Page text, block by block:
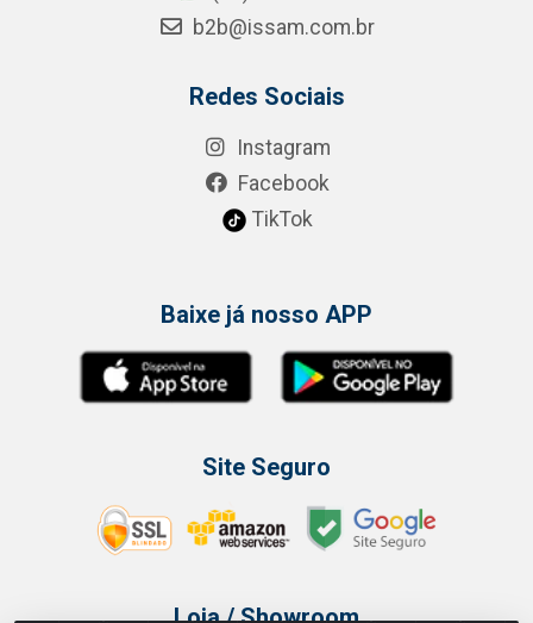
b2b@issam.com.br
Redes Sociais
Instagram
Facebook
TikTok
Baixe já nosso APP
Site Seguro
Loja / Showroom